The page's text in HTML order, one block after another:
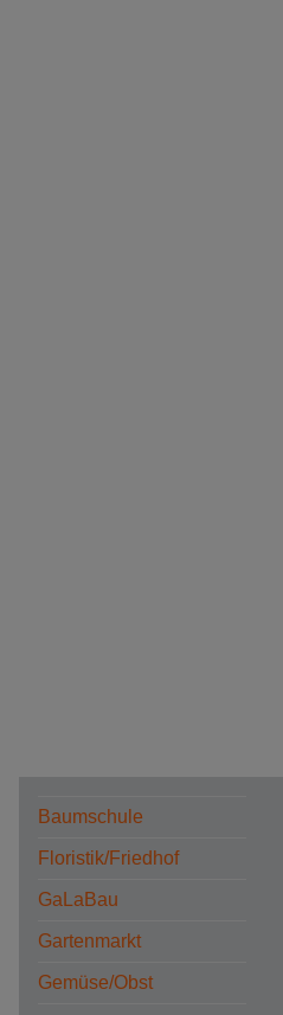
Baumschule
Floristik/Friedhof
GaLaBau
Gartenmarkt
Gemüse/Obst